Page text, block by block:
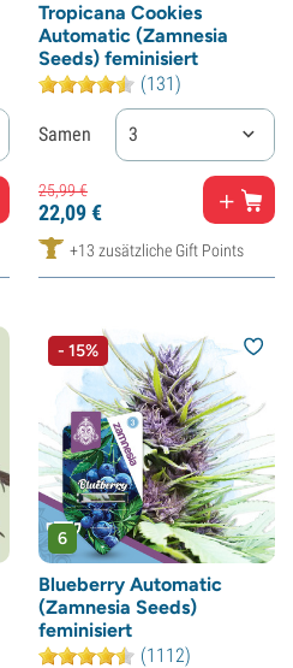
Tropicana Cookies
Automatic (Zamnesia
Seeds) feminisiert
(131)
Samen 3
25,99€
22,09€
+13 zusätzliche Gift Points
- 15%
6
Blueberry Automatic
(Zamnesia Seeds)
feminisiert
(1112)